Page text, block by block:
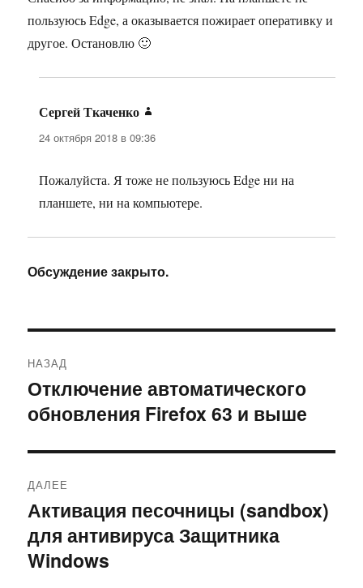
пользуюсь Edge, а оказывается пожирает оперативку и
другое. Остановлю 🙂
Сергей Ткаченко
24 октября 2018 в 09:36
Пожалуйста. Я тоже не пользуюсь Edge ни на
планшете, ни на компьютере.
Обсуждение закрыто.
по
записям
НАЗАД
Предыдущая
запись:
Отключение автоматического
обновления Firefox 63 и выше
ДАЛЕЕ
Следующая
запись:
Активация песочницы (sandbox)
для антивируса Защитника
Windows